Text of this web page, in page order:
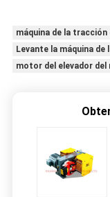
máquina de la tracción
Levante la máquina de
motor del elevador del